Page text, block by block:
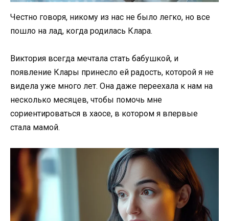
Честно говоря, никому из нас не было легко, но все
пошло на лад, когда родилась Клара.
Виктория всегда мечтала стать бабушкой, и
появление Клары принесло ей радость, которой я не
видела уже много лет. Она даже переехала к нам на
несколько месяцев, чтобы помочь мне
сориентироваться в хаосе, в котором я впервые
стала мамой.